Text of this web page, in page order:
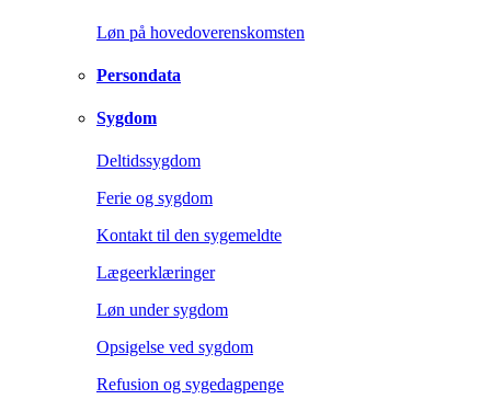
Løn på hovedoverenskomsten
Persondata
Sygdom
Deltidssygdom
Ferie og sygdom
Kontakt til den sygemeldte
Lægeerklæringer
Løn under sygdom
Opsigelse ved sygdom
Refusion og sygedagpenge